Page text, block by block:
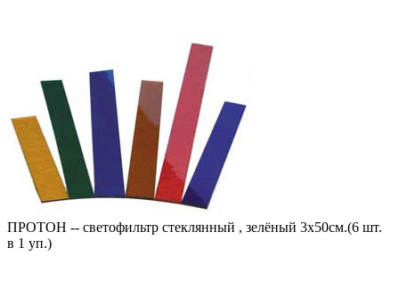
ПРОТОН -- cветофильтр стеклянный , зелёный 3х50см.(6 шт.
в 1 уп.)